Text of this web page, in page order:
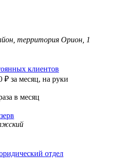
территория Орион, 1
клиентов
₽ за месяц, на руки
в месяц
отдел